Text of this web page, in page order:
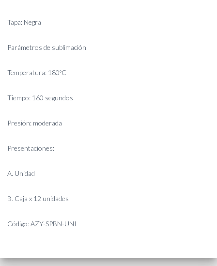
Tapa: Negra
Parámetros de sublimación
Temperatura: 180ºC
Tiempo: 160 segundos
Presión: moderada
Presentaciones:
A. Unidad
B. Caja x 12 unidades
Código: AZY-SPBN-UNI